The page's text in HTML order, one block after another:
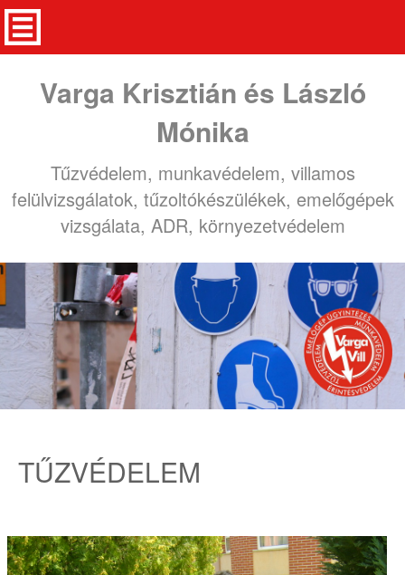
Varga Krisztián és László
Mónika
Tűzvédelem, munkavédelem, villamos
felülvizsgálatok, tűzoltókészülékek, emelőgépek
vizsgálata, ADR, környezetvédelem
TŰZVÉDELEM